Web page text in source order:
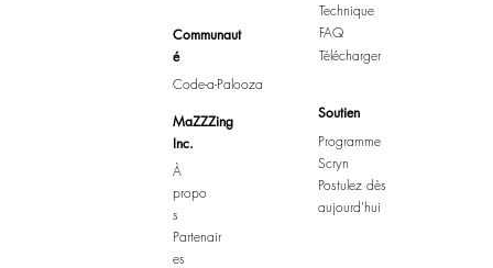
Communaut
é
Code-a-Palooza
MaZZZing
Inc.
À
propo
s
Partenair
es
Technique
FAQ
Télécharger
Soutien
Programme
Scryn
Postulez dès
aujourd'hui